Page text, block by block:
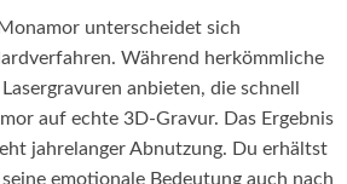
unterscheidet sich
Während herkömmliche
anbieten, die schnell
auf echte 3D-Gravur. Das Ergebnis
jahrelanger Abnutzung. Du erhältst
emotionale Bedeutung auch nach